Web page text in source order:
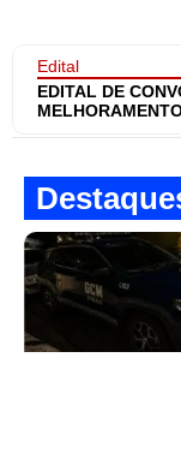
Edital
EDITAL DE